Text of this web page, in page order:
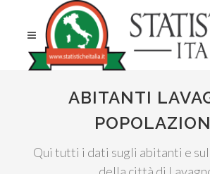
ABITANTI
Qui tutti i dati sugli abitanti e